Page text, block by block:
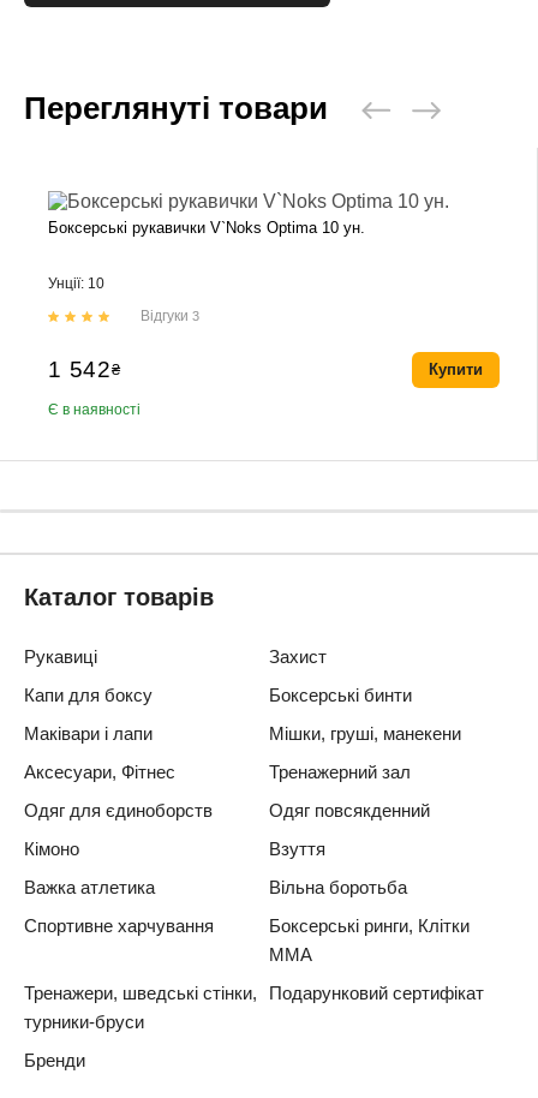
Переглянуті товари
Боксерські рукавички V`Noks Optima 10 ун.
Унції: 10
Відгуки3
1 542₴
Є в наявності
Купити
Каталог товарів
Рукавиці
Захист
Капи для боксу
Боксерські бинти
Маківари і лапи
Мішки, груші, манекени
Аксесуари, Фітнес
Тренажерний зал
Одяг для єдиноборств
Одяг повсякденний
Кімоно
Взуття
Важка атлетика
Вільна боротьба
Спортивне харчування
Боксерські ринги, Клітки
ММА
Тренажери, шведські стінки,
турники-бруси
Подарунковий сертифікат
Бренди